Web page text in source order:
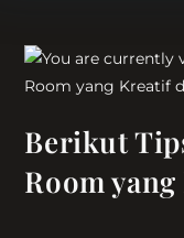
Berikut
Room